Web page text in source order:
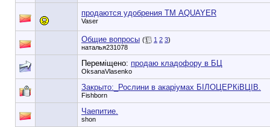
продаются удобрения ТМ AQUAYER
Vaser
Общие вопросы ( 1 2 3)
наталья231078
Переміщено: продаю кладофору в БЦ
OksanaVlasenko
Закрыто:_ Рослини в акаріумах БІЛОЦЕРКіВЦІВ.
Fishborn
Чаепитие.
shon